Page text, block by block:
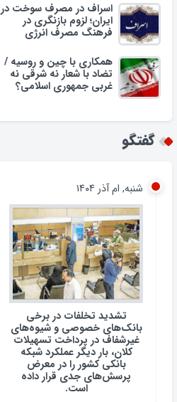
اسراف در مصرف سوخت در
ایران؛ لزوم بازنگری در
فرهنگ مصرف انرژی
همکاری با چین و روسیه /
تضاد با شعار نه شرقی نه
غربی جمهوری اسلامی؟
گفتگو
شنبه, ام آذر ۱۴۰۴
تشدید تخلفات در برخی
بانک‌های خصوصی و شیوه‌های
غیرشفاف در پرداخت تسهیلات
کلان، بار دیگر عملکرد شبکه
بانکی کشور را در معرض
پرسش‌های جدی قرار داده
است.